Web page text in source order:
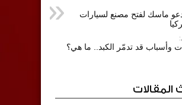
ماسك لفتح مصنع لسيارات
وأسباب قد تدمّر الكبد.. ما هي؟
المقالات